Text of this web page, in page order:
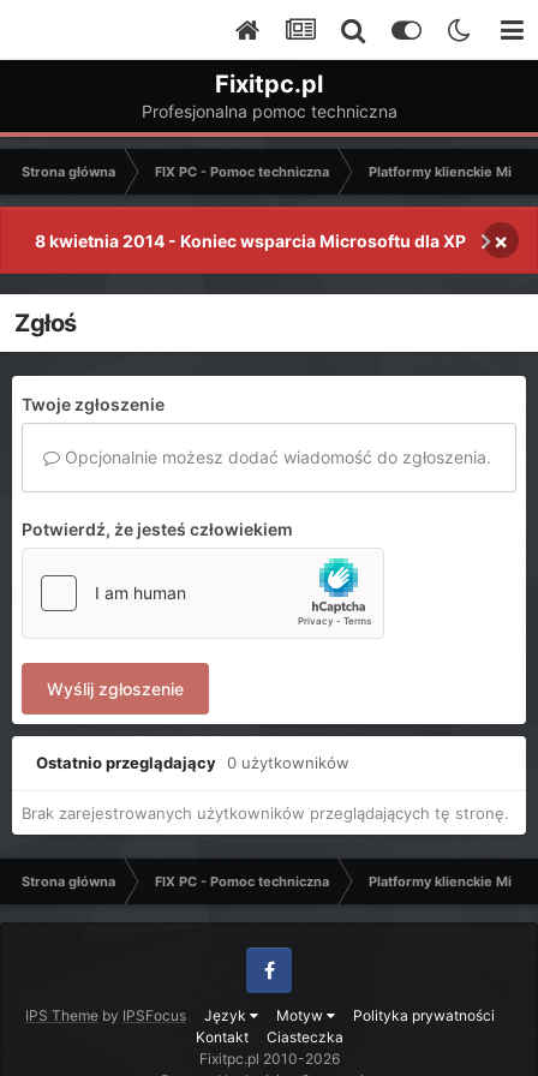
Fixitpc.pl
Profesjonalna pomoc techniczna
Strona główna FIX PC - Pomoc techniczna Platformy klienckie
8 kwietnia 2014 - Koniec wsparcia Microsoftu dla XP ×
Zgłoś
Twoje zgłoszenie
Opcjonalnie możesz dodać wiadomość do zgłoszenia.
Potwierdź, że jesteś człowiekiem
Wyślij zgłoszenie
Ostatnio przeglądający 0 użytkowników
Brak zarejestrowanych użytkowników przeglądających tę stronę.
Strona główna FIX PC - Pomoc techniczna Platformy klienckie
IPS Theme by IPSFocus Język Motyw
Polityka prywatności
Kontakt
Ciasteczka
Facebook
Fixitpc.pl 2010-2026